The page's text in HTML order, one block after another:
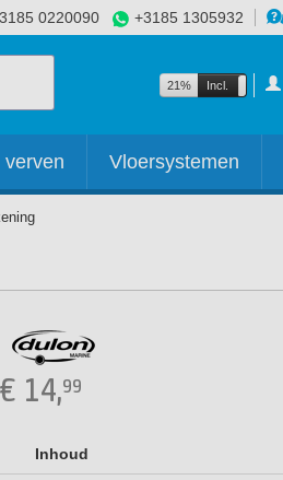
0220090 +3185 1305932
21% Incl. Excl.
verven Vloersystemen
€ 14,99
Inhoud